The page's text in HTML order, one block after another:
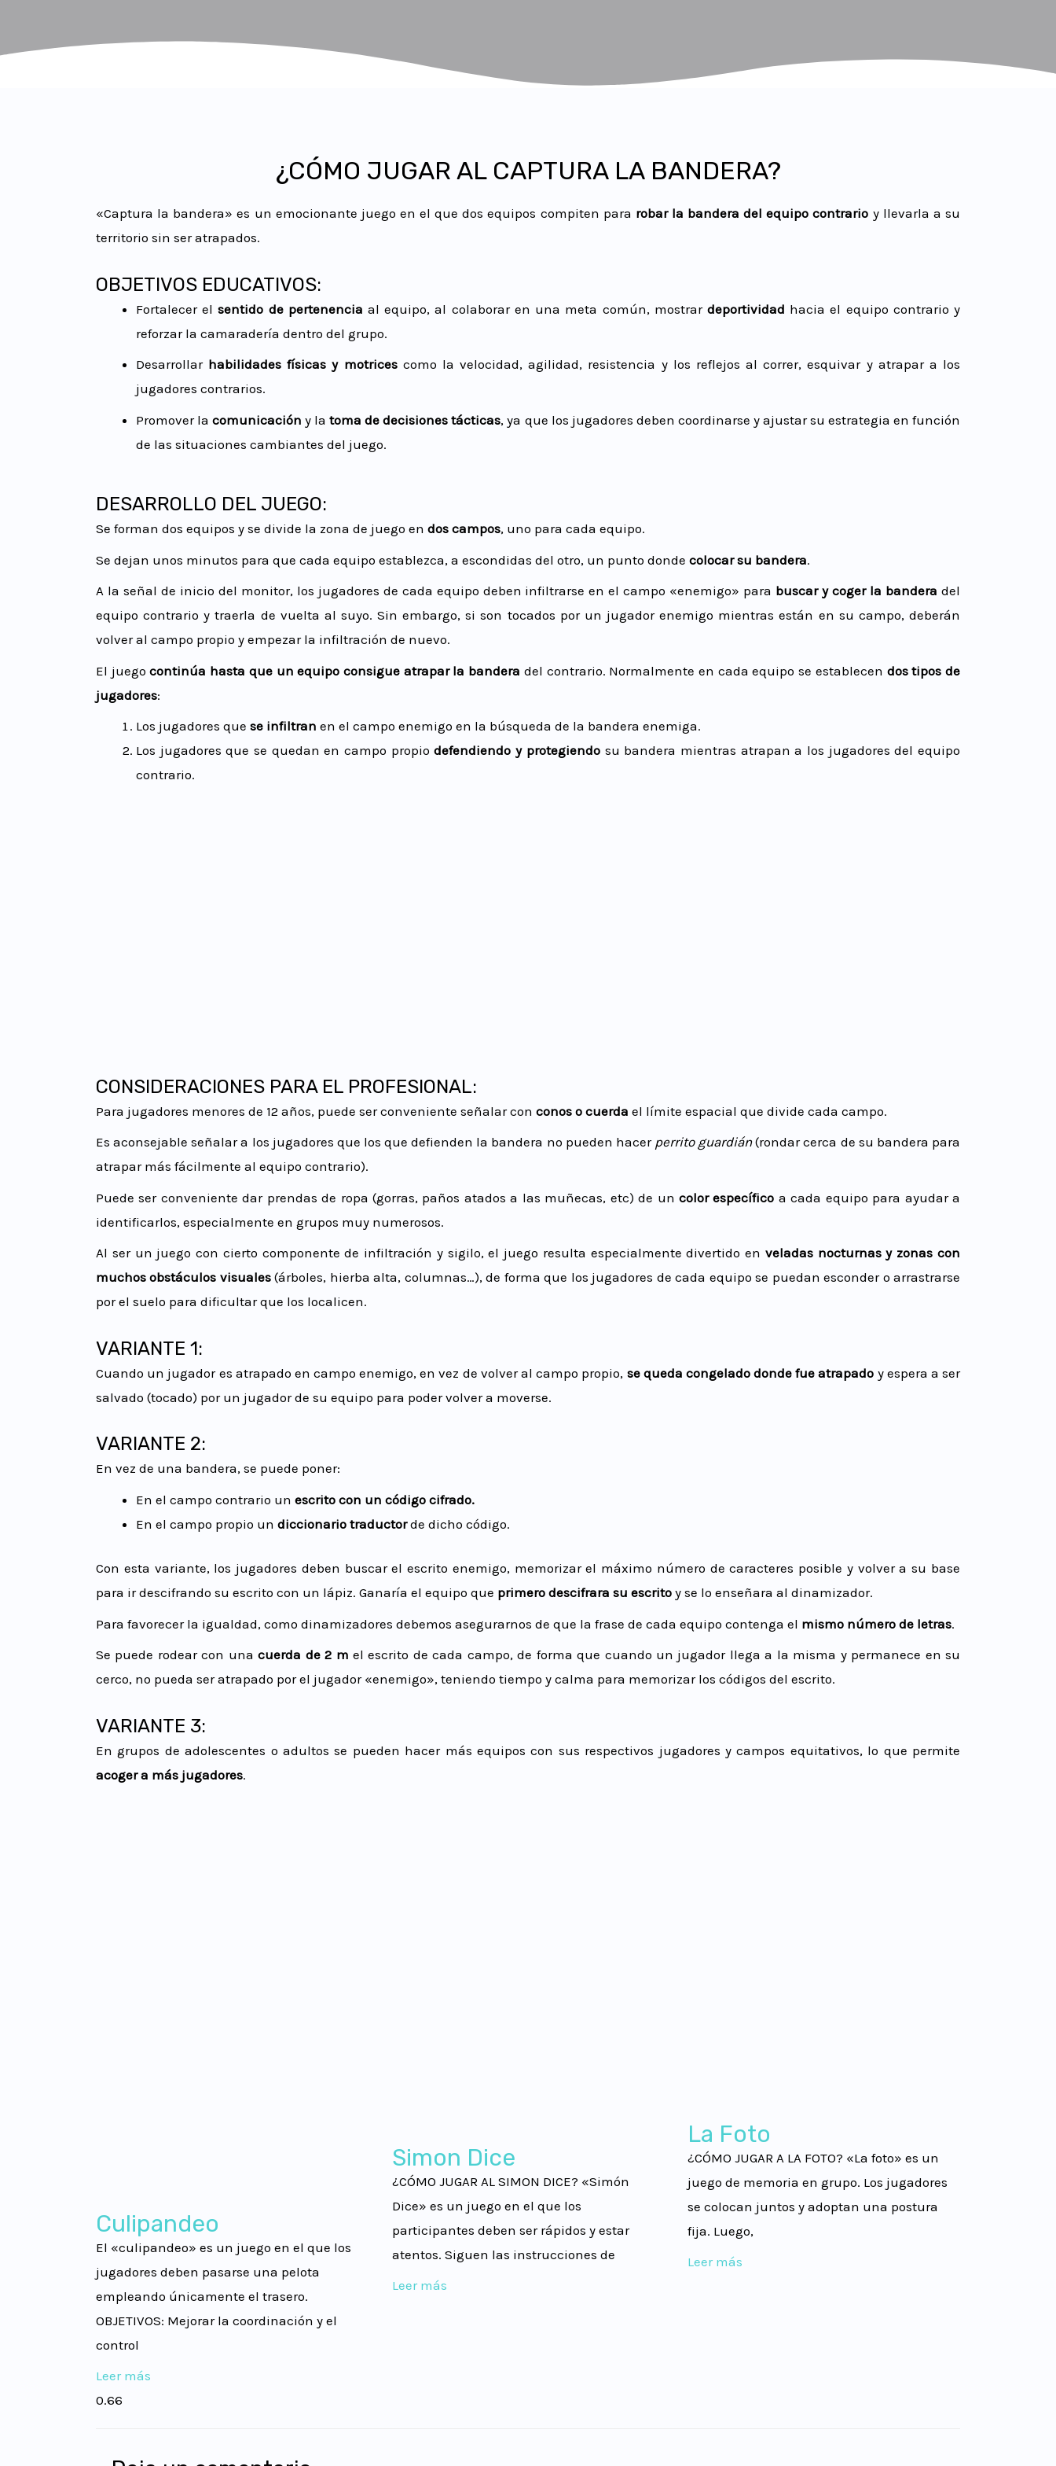
¿CÓMO JUGAR AL CAPTURA LA BANDERA?
«Captura la bandera» es un emocionante juego en el que dos equipos compiten para robar la bandera del equipo contrario y llevarla a su
territorio sin ser atrapados.
OBJETIVOS EDUCATIVOS:
Fortalecer el sentido de pertenencia al equipo, al colaborar en una meta común, mostrar deportividad hacia el equipo contrario y
reforzar la camaradería dentro del grupo.
Desarrollar habilidades físicas y motricescomo la velocidad, agilidad, resistencia y los reflejos al correr, esquivar y atrapar a los
jugadores contrarios.
Promover lacomunicación y la toma de decisiones tácticas, ya que los jugadores deben coordinarse y ajustar su estrategia en función
de las situaciones cambiantes del juego.
DESARROLLO DEL JUEGO:
Se forman dos equipos y se divide la zona de juego en dos campos, uno para cada equipo.
Se dejan unos minutos para que cada equipo establezca, a escondidas del otro, un punto donde colocar su bandera.
A la señal de inicio del monitor, los jugadores de cada equipo deben infiltrarse en el campo «enemigo» para buscar y coger la bandera del
equipo contrario y traerla de vuelta al suyo. Sin embargo, si son tocados por un jugador enemigo mientras están en su campo, deberán
volver al campo propio y empezar la infiltración de nuevo.
El juego continúa hasta que un equipo consigue atrapar la bandera del contrario. Normalmente en cada equipo se establecen dos tipos de
jugadores:
Los jugadores que se infiltran en el campo enemigo en la búsqueda de la bandera enemiga.
Los jugadores que se quedan en campo propiodefendiendo y protegiendosu bandera mientras atrapan a los jugadores del equipo
contrario.
CONSIDERACIONES PARA EL PROFESIONAL:
Para jugadores menores de 12 años, puede ser conveniente señalar con conos o cuerda el límite espacial que divide cada campo.
Es aconsejable señalar a los jugadores que los que defienden la bandera no pueden hacer perrito guardián(rondar cerca de su bandera para
atrapar más fácilmente al equipo contrario).
Puede ser conveniente dar prendas de ropa (gorras, paños atados a las muñecas, etc) de un color específico a cada equipo para ayudar a
identificarlos, especialmente en grupos muy numerosos.
Al ser un juego con cierto componente de infiltración y sigilo, el juego resulta especialmente divertido en veladas nocturnas y zonas con
muchos obstáculos visuales(árboles, hierba alta, columnas…), de forma que los jugadores de cada equipo se puedan esconder o arrastrarse
por el suelo para dificultar que los localicen.
VARIANTE 1:
Cuando un jugador es atrapado en campo enemigo, en vez de volver al campo propio, se queda congelado donde fue atrapado y espera a ser
salvado (tocado) por un jugador de su equipo para poder volver a moverse.
VARIANTE 2:
En vez de una bandera, se puede poner:
En el campo contrario un escrito con un código cifrado.
En el campo propio un diccionario traductorde dicho código.
Con esta variante, los jugadores deben buscar el escrito enemigo, memorizar el máximo número de caracteres posible y volver a su base
para ir descifrando su escrito con un lápiz. Ganaría el equipo que primero descifrara su escrito y se lo enseñara al dinamizador.
Para favorecer la igualdad, como dinamizadores debemos asegurarnos de que la frase de cada equipo contenga el mismo número de letras.
Se puede rodear con unacuerda de 2 m el escrito de cada campo, de forma que cuando un jugador llega a la misma y permanece en su
cerco, no pueda ser atrapado por el jugador «enemigo», teniendo tiempo y calma para memorizar los códigos del escrito.
VARIANTE 3:
En grupos de adolescentes o adultos se pueden hacer más equipos con sus respectivos jugadores y campos equitativos, lo que permite
acoger a más jugadores.
Culipandeo
El «culipandeo» es un juego en el que los
jugadores deben pasarse una pelota
empleando únicamente el trasero.
OBJETIVOS: Mejorar la coordinación y el
control
Leer más
Simon Dice
¿CÓMO JUGAR AL SIMON DICE? «Simón
Dice» es un juego en el que los
participantes deben ser rápidos y estar
atentos. Siguen las instrucciones de
Leer más
La Foto
¿CÓMO JUGAR A LA FOTO? «La foto» es un
juego de memoria en grupo. Los jugadores
se colocan juntos y adoptan una postura
fija. Luego,
Leer más